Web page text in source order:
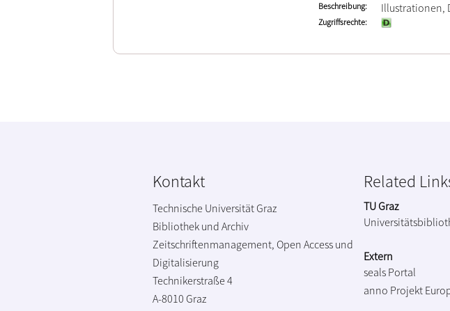
Beschreibung Illustrationen,
Zugriffsrechte
Kontakt
Technische Universität Graz
Bibliothek und Archiv
Zeitschriftenmanagement, Open Access und
Digitalisierung
Technikerstraße 4
A-8010 Graz
Related
TU Graz
Extern
seals Portal
anno Projekt